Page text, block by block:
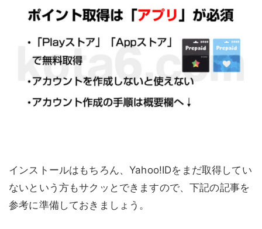
インストールはもちろん、Yahoo!IDをまだ取得してい
ないという方もサクッとできますので、下記の記事を
参考に準備しておきましょう。